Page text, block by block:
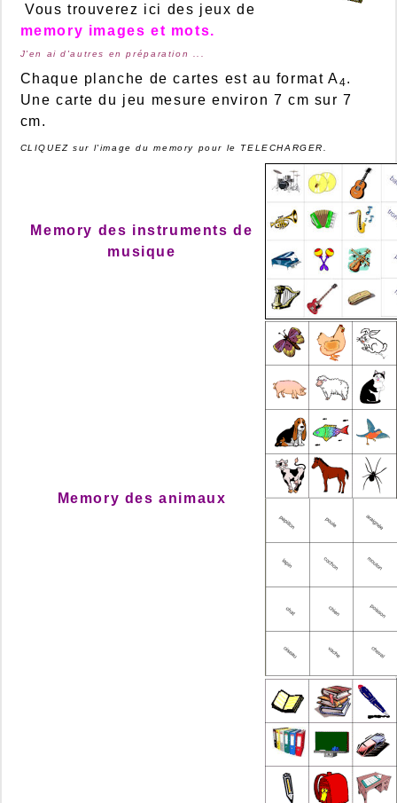
Vous trouverez ici des jeux de
memory images et mots.
J'en ai d'autres en préparation ...
Chaque planche de cartes est au format A4.
Une carte du jeu mesure environ 7 cm sur 7
cm.
CLIQUEZ sur l'image du memory pour le TELECHARGER.
Memory des instruments de
musique
Memory des animaux